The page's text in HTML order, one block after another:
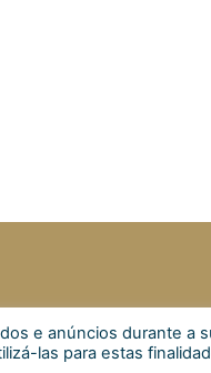
e anúncios durante a
las para estas